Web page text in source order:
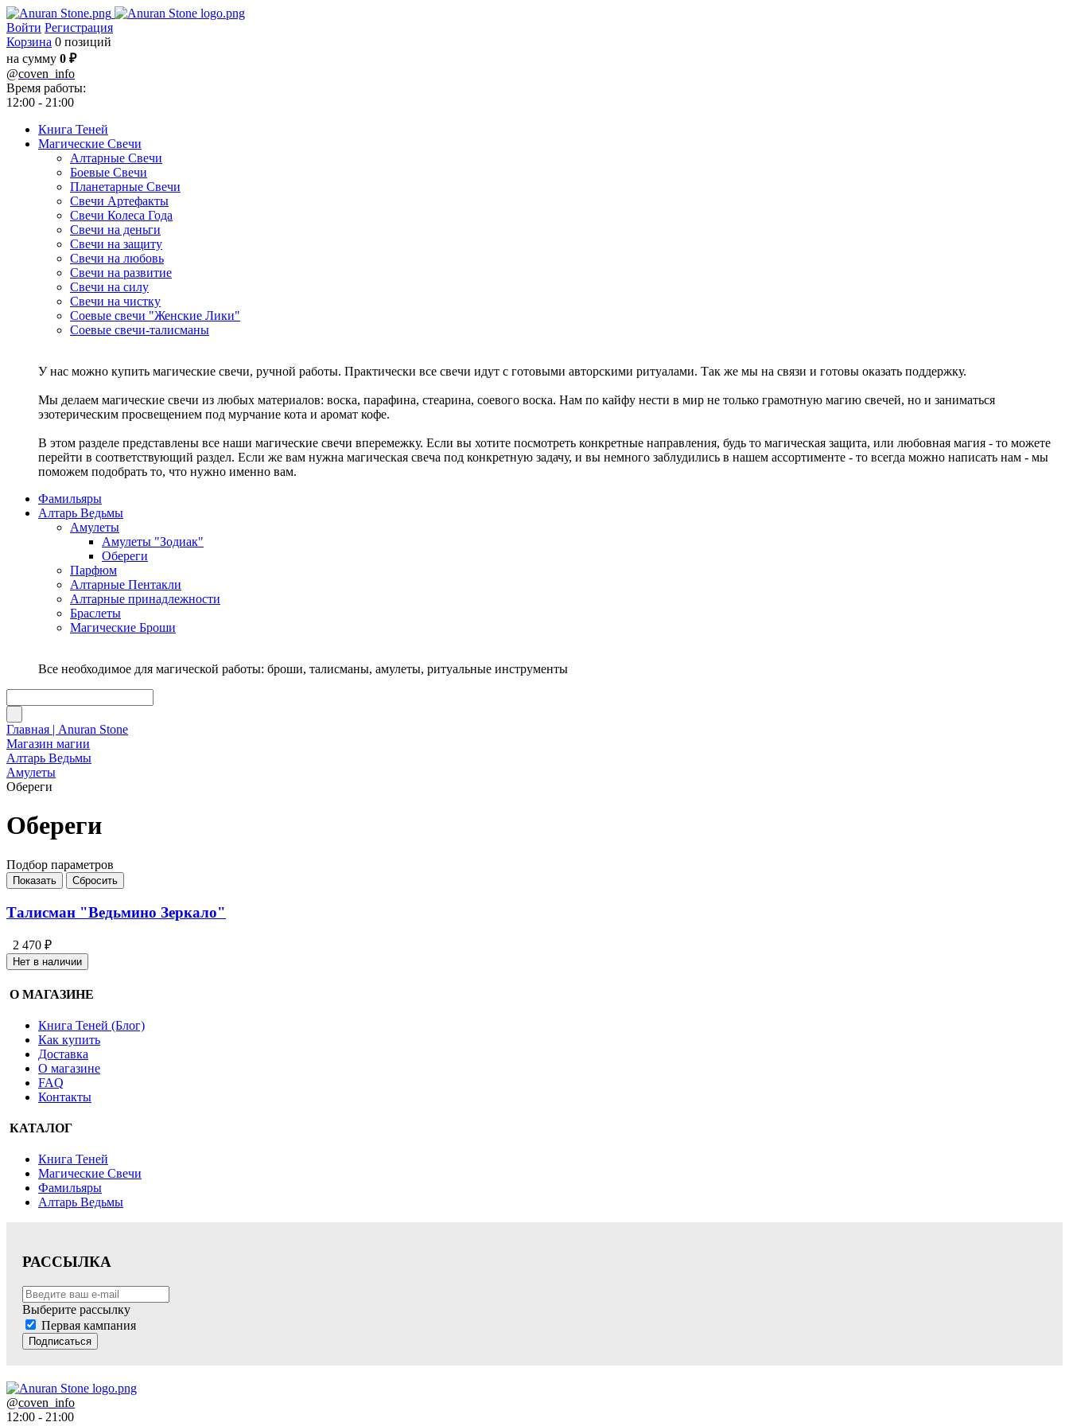
Войти Регистрация
Корзина 0 позиций
на сумму 0 ₽
@coven_info
Время работы:
12:00 - 21:00
Книга Теней
Магические Свечи
Алтарные Свечи
Боевые Свечи
Планетарные Свечи
Свечи Артефакты
Свечи Колеса Года
Свечи на деньги
Свечи на защиту
Свечи на любовь
Свечи на развитие
Свечи на силу
Свечи на чистку
Соевые свечи "Женские Лики"
Соевые свечи-талисманы
У нас можно купить магические свечи, ручной работы. Практически все свечи идут с готовыми авторскими ритуалами. Так же мы на связи и готовы оказать поддержку.
Мы делаем магические свечи из любых материалов: воска, парафина, стеарина, соевого воска. Нам по кайфу нести в мир не только грамотную магию свечей, но и заниматься
эзотерическим просвещением под мурчание кота и аромат кофе.
В этом разделе представлены все наши магические свечи вперемежку. Если вы хотите посмотреть конкретные направления, будь то магическая защита, или любовная магия - то можете
перейти в соответствующий раздел. Если же вам нужна магическая свеча под конкретную задачу, и вы немного заблудились в нашем ассортименте - то всегда можно написать нам - мы
поможем подобрать то, что нужно именно вам.
Фамильяры
Алтарь Ведьмы
Амулеты
Амулеты "Зодиак"
Обереги
Парфюм
Алтарные Пентакли
Алтарные принадлежности
Браслеты
Магические Броши
Все необходимое для магической работы: броши, талисманы, амулеты, ритуальные инструменты
Главная | Anuran Stone
Магазин магии
Алтарь Ведьмы
Амулеты
Обереги
Обереги
Подбор параметров
Талисман "Ведьмино Зеркало"
2 470 ₽
Нет в наличии
О МАГАЗИНЕ
Книга Теней (Блог)
Как купить
Доставка
О магазине
FAQ
Контакты
КАТАЛОГ
Книга Теней
Магические Свечи
Фамильяры
Алтарь Ведьмы
РАССЫЛКА
Выберите рассылку
Первая кампания
Подписаться
@coven_info
12:00 - 21:00